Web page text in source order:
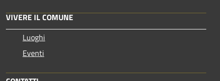
VIVERE IL COMUNE
Luoghi
Eventi